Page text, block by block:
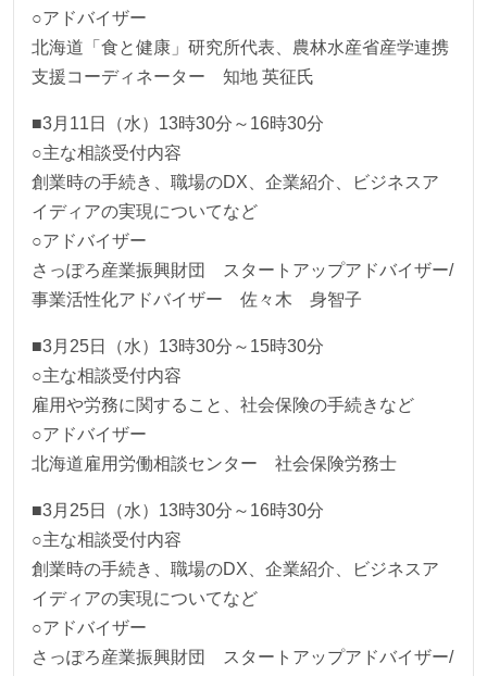
○アドバイザー
北海道「食と健康」研究所代表、農林水産省産学連携
支援コーディネーター 知地 英征氏
■3月11日（水）13時30分～16時30分
○主な相談受付内容
創業時の手続き、職場のDX、企業紹介、ビジネスア
イディアの実現についてなど
○アドバイザー
さっぽろ産業振興財団 スタートアップアドバイザー/
事業活性化アドバイザー 佐々木 身智子
■3月25日（水）13時30分～15時30分
○主な相談受付内容
雇用や労務に関すること、社会保険の手続きなど
○アドバイザー
北海道雇用労働相談センター 社会保険労務士
■3月25日（水）13時30分～16時30分
○主な相談受付内容
創業時の手続き、職場のDX、企業紹介、ビジネスア
イディアの実現についてなど
○アドバイザー
さっぽろ産業振興財団 スタートアップアドバイザー/